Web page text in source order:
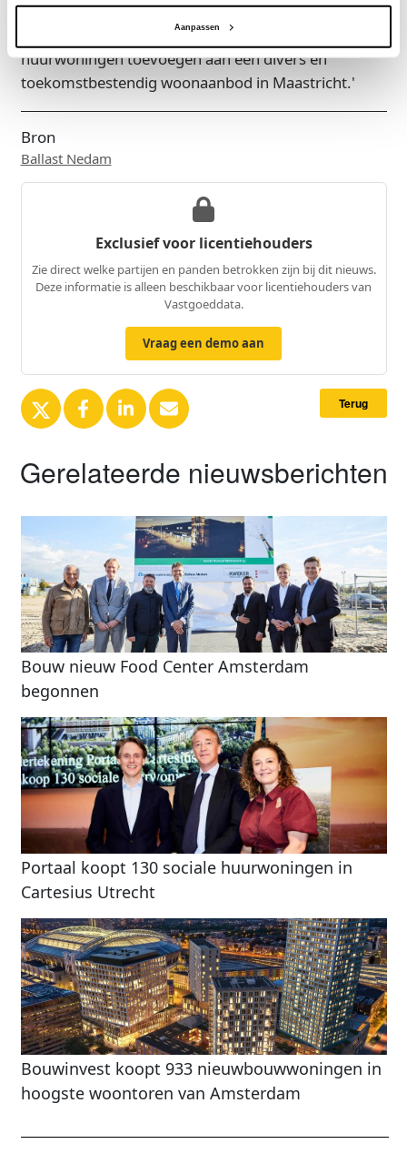
Aanpassen
samenwerking met CLB en Hinke Fongers Vastgoed
kunnen we 137 hoogwaardige en duurzame
huurwoningen toevoegen aan een divers en
toekomstbestendig woonaanbod in Maastricht.'
Bron
Ballast Nedam
Exclusief voor licentiehouders
Zie direct welke partijen en panden betrokken zijn bij dit nieuws.
Deze informatie is alleen beschikbaar voor licentiehouders van
Vastgoeddata.
Vraag een demo aan
Terug
Gerelateerde nieuwsberichten
Bouw nieuw Food Center Amsterdam
begonnen
Portaal koopt 130 sociale huurwoningen in
Cartesius Utrecht
Bouwinvest koopt 933 nieuwbouwwoningen in
hoogste woontoren van Amsterdam